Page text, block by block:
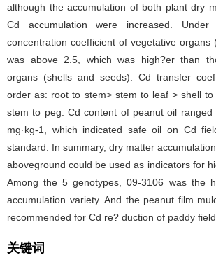
although the accumulation of both plant dry
Cd accumulation were increased.
concentration coefficient of vegetative organs
was above 2.5, which was high?er than
organs (shells and seeds). Cd transfer
order as: root to stem> stem to leaf > shell
stem to peg. Cd content of peanut oil
mg·kg-1, which indicated safe oil on Cd
standard. In summary, dry matter
aboveground could be used as indicators for
Among the 5 genotypes, 09-3106 was the
accumulation variety. And the peanut film
recommended for Cd re? duction of paddy
关键词